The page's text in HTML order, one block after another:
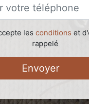
les conditions et
rappelé
Envoyer